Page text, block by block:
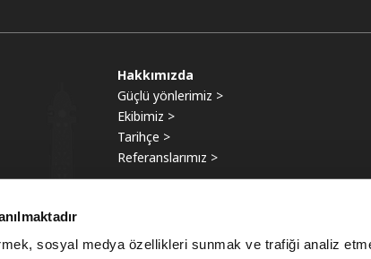
sosyal medya özellikleri sunmak ve trafiği analiz
Hakkımızda
Güçlü yönlerimiz >
Ekibimiz >
Tarihçe >
Referanslarımız >